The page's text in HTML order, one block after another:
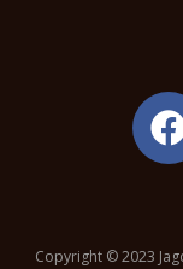
Copyright © 2023